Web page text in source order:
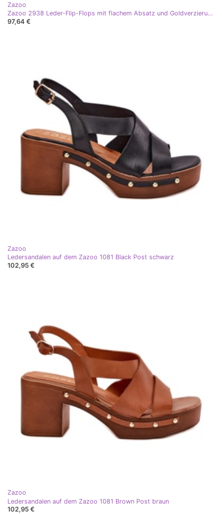
Zazoo
Zazoo 2938 Leder-Flip-Flops mit flachem Absatz und Goldverzierung, gebürstet weiß
97,64 €
Zazoo
Ledersandalen auf dem Zazoo 1081 Black Post schwarz
102,95 €
Zazoo
Ledersandalen auf dem Zazoo 1081 Brown Post braun
102,95 €